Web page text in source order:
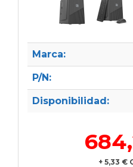
Marca:
P/N:
Disponibilidad:
+ 5,33 €